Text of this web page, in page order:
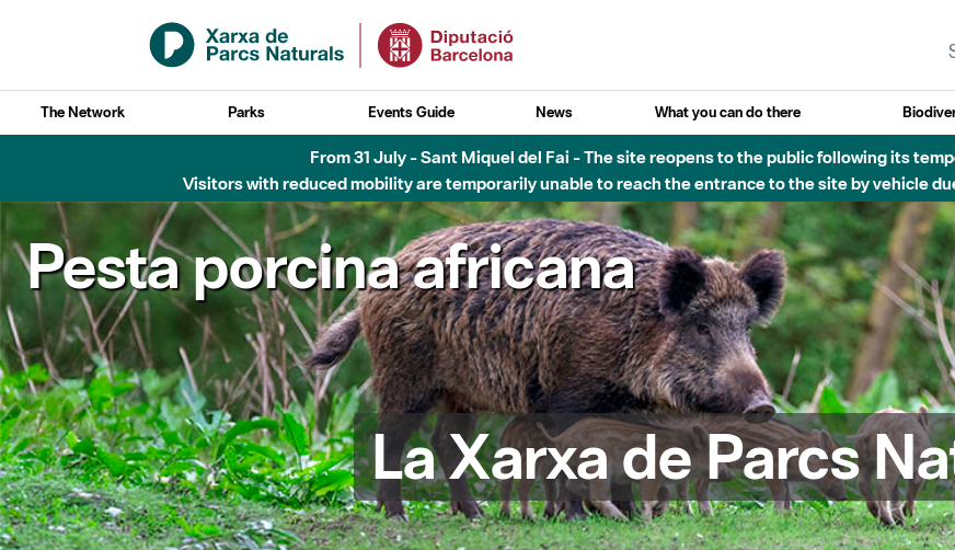
Skip to Main Content
The Network Parks Events Guide News What you can do there
From 31 July - Sant Miquel del Fai - The site reopens to the public following its
Visitors with reduced mobility are temporarily unable to reach the entrance to the site by vehicle
Pesta porcina africana
La Xarxa de Parcs